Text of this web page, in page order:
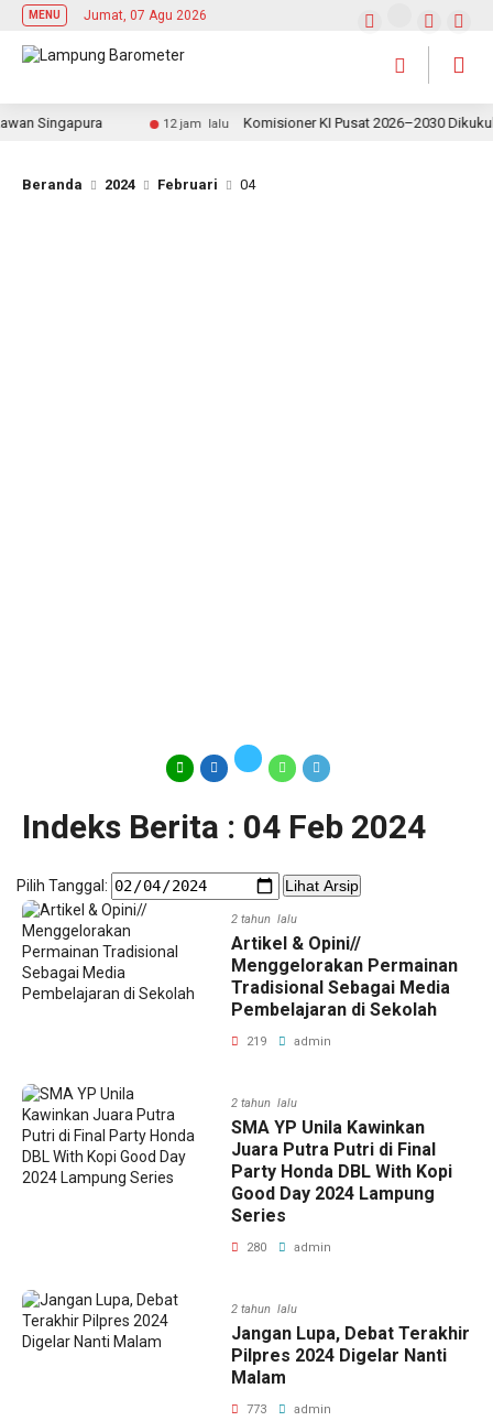
MENU Jumat, 07 Agu 2026
Singapura 12 jam lalu Komisioner KI Pusat 2026–2030
Beranda 2024 Februari 04
Indeks Berita : 04 Feb 2024
Pilih Tanggal: Lihat Arsip
2 tahun lalu
Artikel & Opini//
Menggelorakan Permainan
Tradisional Sebagai Media
Pembelajaran di Sekolah
219 admin
2 tahun lalu
SMA YP Unila Kawinkan
Juara Putra Putri di Final
Party Honda DBL With Kopi
Good Day 2024 Lampung
Series
280 admin
2 tahun lalu
Jangan Lupa, Debat Terakhir
Pilpres 2024 Digelar Nanti
Malam
773 admin